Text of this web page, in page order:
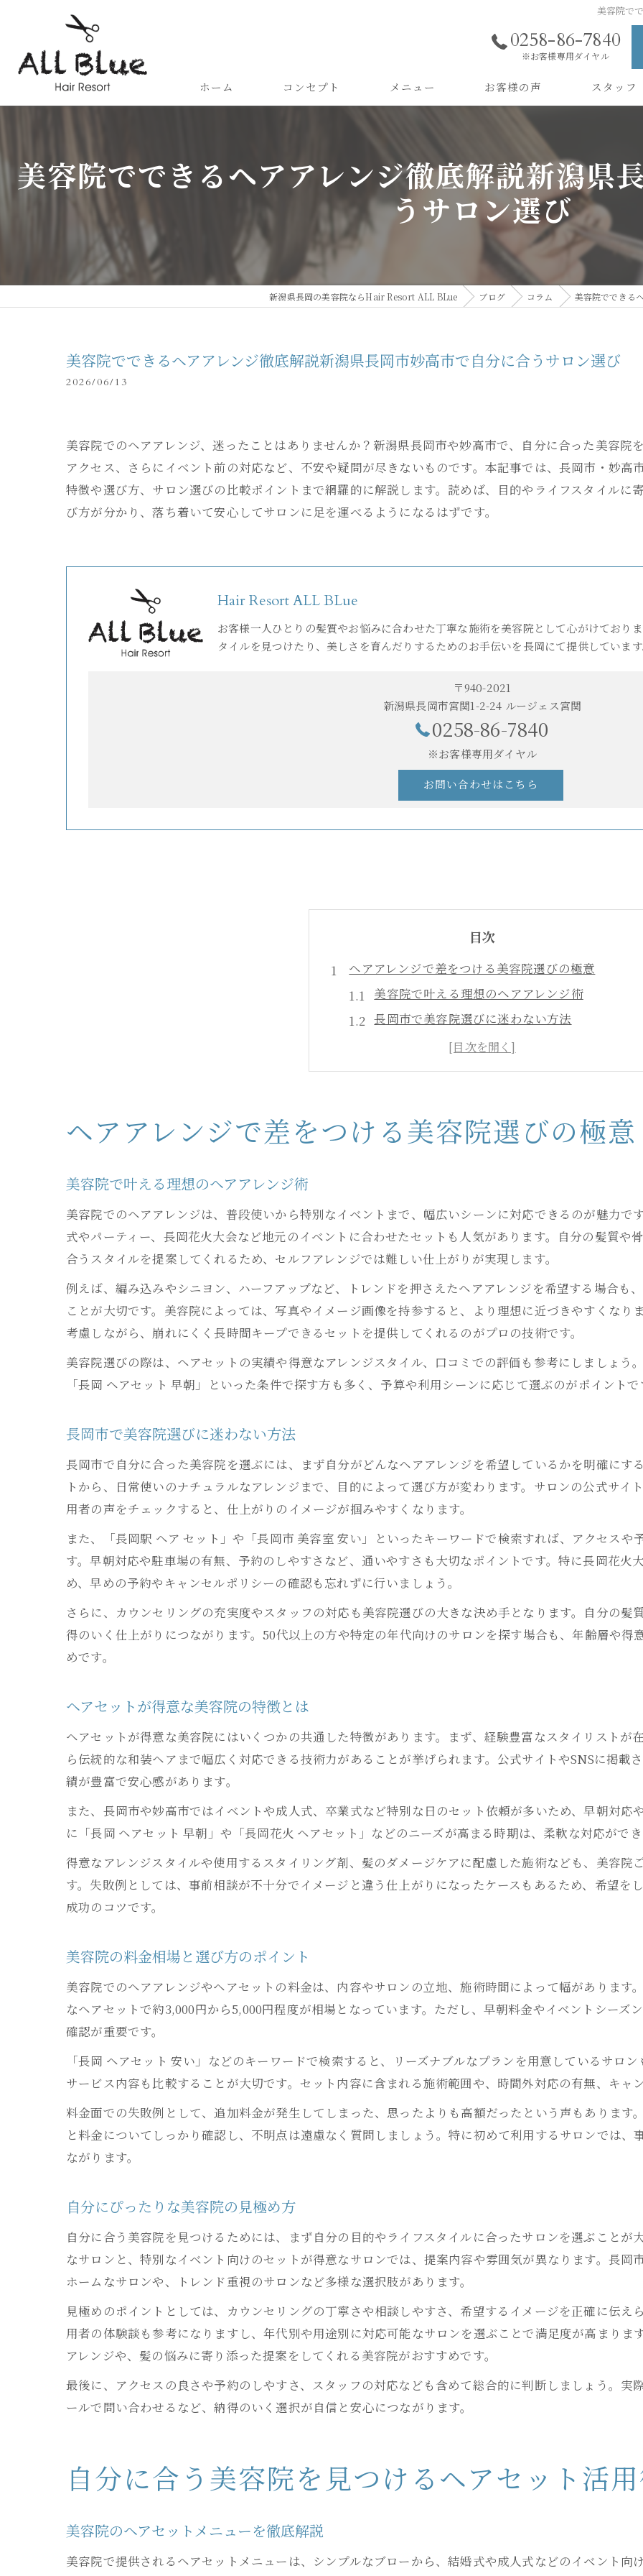
美容院で
0258-86-7840
※お客様専用ダイヤル
ホーム コンセプト メニュー お客様の声 スタッフ
美容院でできるヘアアレンジ徹底解説新潟県
うサロン選び
新潟県長岡の美容院ならHair Resort ALL BLue ブログ コラム 美容院でできる
美容院でできるヘアアレンジ徹底解説新潟県長岡市妙高市で自分に合うサロン選び
2026/06/13
美容院でのヘアアレンジ、迷ったことはありませんか？新潟県長岡市や妙高市で、自分に合った美容院
アクセス、さらにイベント前の対応など、不安や疑問が尽きないものです。本記事では、長岡市・妙高
特徴や選び方、サロン選びの比較ポイントまで網羅的に解説します。読めば、目的やライフスタイルに
び方が分かり、落ち着いて安心してサロンに足を運べるようになるはずです。
Hair Resort ALL BLue
お客様一人ひとりの髪質やお悩みに合わせた丁寧な施術を美容院として心がけており
タイルを見つけたり、美しさを育んだりするためのお手伝いを長岡にて提供していま
〒940-2021
新潟県長岡市宮関1-2-24 ルージェス宮関
0258-86-7840
※お客様専用ダイヤル
お問い合わせはこちら
目次
ヘアアレンジで差をつける美容院選びの極意
美容院で叶える理想のヘアアレンジ術
長岡市で美容院選びに迷わない方法
ヘアセットが得意な美容院の特徴とは
美容院の料金相場と選び方のポイント
自分に合う美容院を見つけるヘアセット活用術
美容院のヘアセットメニューを徹底解説
自分に合う美容院を見極める相談方法
美容院予約時の事前確認ポイントとは
早朝対応の美容院でイベント前も安心
早朝対応美容院の選び方とメリット解説
ヘアセット早朝予約で失敗しないコツ
美容院の早朝料金と予約時の注意点
ヘアアレンジが長持ちする秘訣とは
大人女性に合う美容院の見極めポイント
ボリュームや白髪対応の美容院活用術
髪質改善に強い美容院選びが重要な理由
駅近で便利な美容院のヘアセット注目ポイント
長岡駅周辺で人気の美容院活用方法
美容院相談時に伝えたいヘアアレンジ希望
ヘアアレンジで差をつける美容院選びの極意
美容院で叶える理想のヘアアレンジ術
美容院でのヘアアレンジは、普段使いから特別なイベントまで、幅広いシーンに対応できるのが魅力で
式やパーティー、長岡花火大会など地元のイベントに合わせたセットも人気があります。自分の髪質や
合うスタイルを提案してくれるため、セルフアレンジでは難しい仕上がりが実現します。
例えば、編み込みやシニヨン、ハーフアップなど、トレンドを押さえたヘアアレンジを希望する場合も
ことが大切です。美容院によっては、写真やイメージ画像を持参すると、より理想に近づきやすくなり
考慮しながら、崩れにくく長時間キープできるセットを提供してくれるのがプロの技術です。
美容院選びの際は、ヘアセットの実績や得意なアレンジスタイル、口コミでの評価も参考にしましょう
「長岡 ヘアセット 早朝」といった条件で探す方も多く、予算や利用シーンに応じて選ぶのがポイントで
長岡市で美容院選びに迷わない方法
長岡市で自分に合った美容院を選ぶには、まず自分がどんなヘアアレンジを希望しているかを明確にす
トから、日常使いのナチュラルなアレンジまで、目的によって選び方が変わります。サロンの公式サイ
用者の声をチェックすると、仕上がりのイメージが掴みやすくなります。
また、「長岡駅 ヘア セット」や「長岡市 美容室 安い」といったキーワードで検索すれば、アクセス
す。早朝対応や駐車場の有無、予約のしやすさなど、通いやすさも大切なポイントです。特に長岡花火
め、早めの予約やキャンセルポリシーの確認も忘れずに行いましょう。
さらに、カウンセリングの充実度やスタッフの対応も美容院選びの大きな決め手となります。自分の髪
得のいく仕上がりにつながります。50代以上の方や特定の年代向けのサロンを探す場合も、年齢層や
めです。
ヘアセットが得意な美容院の特徴とは
ヘアセットが得意な美容院にはいくつかの共通した特徴があります。まず、経験豊富なスタイリストが
ら伝統的な和装ヘアまで幅広く対応できる技術力があることが挙げられます。公式サイトやSNSに掲載
績が豊富で安心感があります。
また、長岡市や妙高市ではイベントや成人式、卒業式など特別な日のセット依頼が多いため、早朝対応
に「長岡 ヘアセット 早朝」や「長岡花火 ヘアセット」などのニーズが高まる時期は、柔軟な対応がで
得意なアレンジスタイルや使用するスタイリング剤、髪のダメージケアに配慮した施術なども、美容院
す。失敗例としては、事前相談が不十分でイメージと違う仕上がりになったケースもあるため、希望を
成功のコツです。
美容院の料金相場と選び方のポイント
美容院でのヘアアレンジやヘアセットの料金は、内容やサロンの立地、施術時間によって幅があります
なヘアセットで約3,000円から5,000円程度が相場となっています。ただし、早朝料金やイベントシーズ
確認が重要です。
「長岡 ヘアセット 安い」などのキーワードで検索すると、リーズナブルなプランを用意しているサロ
サービス内容も比較することが大切です。セット内容に含まれる施術範囲や、時間外対応の有無、キャ
料金面での失敗例として、追加料金が発生してしまった、思ったよりも高額だったという声もあります
と料金についてしっかり確認し、不明点は遠慮なく質問しましょう。特に初めて利用するサロンでは
ながります。
自分にぴったりな美容院の見極め方
自分に合う美容院を見つけるためには、まず自分の目的やライフスタイルに合ったサロンを選ぶことが
なサロンと、特別なイベント向けのセットが得意なサロンでは、提案内容や雰囲気が異なります。長岡
ホームなサロンや、トレンド重視のサロンなど多様な選択肢があります。
見極めのポイントとしては、カウンセリングの丁寧さや相談しやすさ、希望するイメージを正確に伝え
用者の体験談も参考になりますし、年代別や用途別に対応可能なサロンを選ぶことで満足度が高まりま
アレンジや、髪の悩みに寄り添った提案をしてくれる美容院がおすすめです。
最後に、アクセスの良さや予約のしやすさ、スタッフの対応なども含めて総合的に判断しましょう。実
ールで問い合わせるなど、納得のいく選択が自信と安心につながります。
自分に合う美容院を見つけるヘアセット活
美容院のヘアセットメニューを徹底解説
美容院で提供されるヘアセットメニューは、シンプルなブローから、結婚式や成人式などのイベント向
お問い合わせはこちら
お問い合わせはこちら